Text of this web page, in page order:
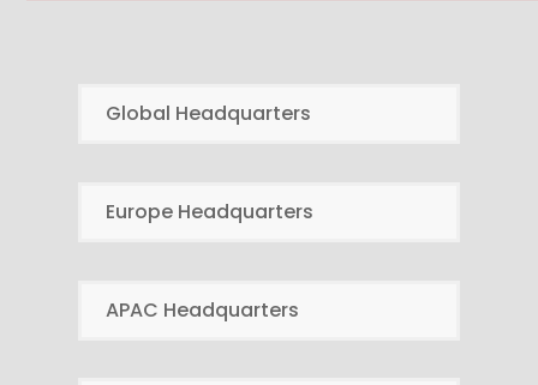
Global Headquarters
Europe Headquarters
APAC Headquarters